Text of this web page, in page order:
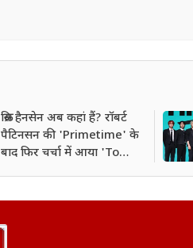
क्रिस हैनसेन अब कहां हैं? रॉबर्ट
पैटिनसन की 'Primetime' के
बाद फिर चर्चा में आया 'To